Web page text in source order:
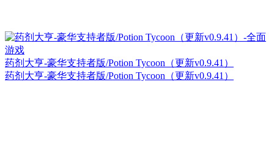
药剂大亨-豪华支持者版/Potion Tycoon（更新v0.9.41）
药剂大亨-豪华支持者版/Potion Tycoon（更新v0.9.41）